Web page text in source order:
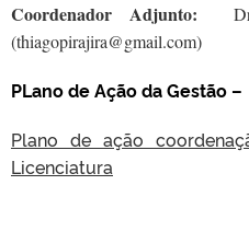
Coordenador Adjunto: Dr.
(thiagopirajira@gmail.com)
PLano de Ação da Gestão
Plano de ação
Licenciatura